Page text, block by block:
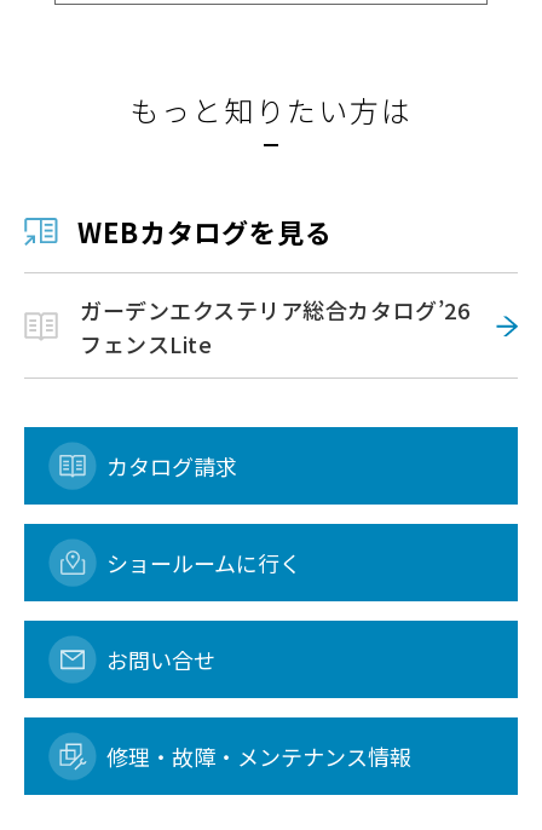
もっと知りたい方は
WEBカタログを見る
ガーデンエクステリア総合カタログ’26
フェンスLite
カタログ請求
ショールームに行く
お問い合せ
修理・故障・メンテナンス情報